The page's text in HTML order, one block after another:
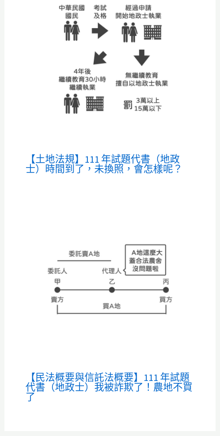
【土地法規】111 年試題代書（地政
士）時間到了，未換照，會怎樣呢？
【民法概要與信託法概要】111 年試題
代書（地政士）我被詐欺了！農地不買
了